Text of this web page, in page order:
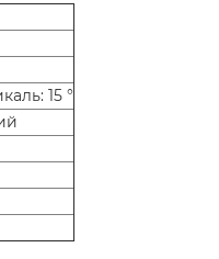
15 °